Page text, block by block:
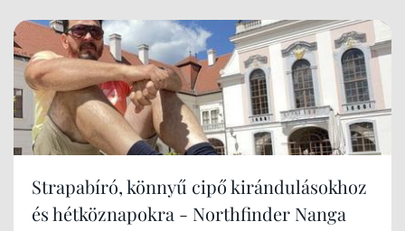
Strapabíró, könnyű cipő kirándulásokhoz
és hétköznapokra - Northfinder Nanga